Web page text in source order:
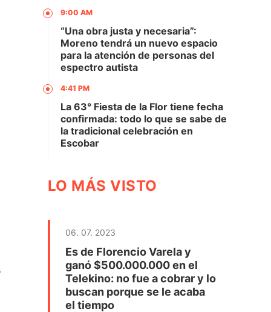
9:00 AM
“Una obra justa y necesaria”:
Moreno tendrá un nuevo espacio
para la atención de personas del
espectro autista
4:41 PM
La 63° Fiesta de la Flor tiene fecha
confirmada: todo lo que se sabe de
la tradicional celebración en
Escobar
LO MÁS VISTO
06. 07. 2023
Es de Florencio Varela y
ganó $500.000.000 en el
Telekino: no fue a cobrar y lo
buscan porque se le acaba
el tiempo